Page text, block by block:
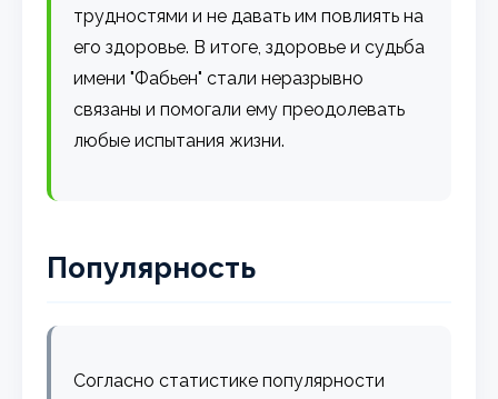
трудностями и не давать им повлиять на
его здоровье. В итоге, здоровье и судьба
имени "Фабьен" стали неразрывно
связаны и помогали ему преодолевать
любые испытания жизни.
Популярность
Согласно статистике популярности